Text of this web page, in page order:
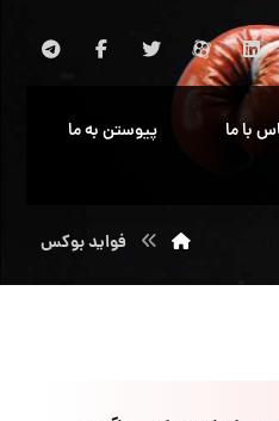
با ما پیوستن به ما
فواید بوکس